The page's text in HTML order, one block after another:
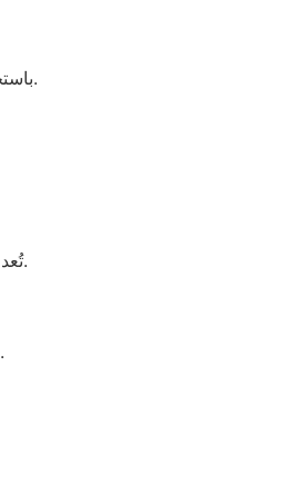
باستخدام التكنولوجيا الحديثة، نحدد العطل بدقة ونوفر التكاليف على العميل. نستخدم فقط قطع الغيار الأصلية، لضمان أداء طويل الأمد للجهاز.
تُعد من الشركات العالمية الرائدة في تصنيع الأجهزة المنزلية. تضم العديد من الشركات تحت علامتها التجارية وتنتشر خدماتها في كل مكان.
والاستفسارات عبر مركز اتصال موحد، يعمل بكفاءة عالية على مدار الساعة.